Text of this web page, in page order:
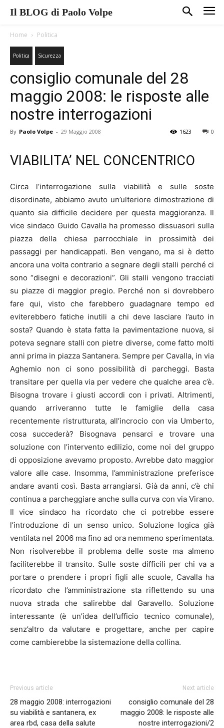
Il BLOG di Paolo Volpe
Home Politica
Politica Sicurezza
consiglio comunale del 28
maggio 2008: le risposte alle
nostre interrogazioni
By Paolo Volpe - 29 Maggio 2008 0
1623
VIABILITA’ NEL CONCENTRICO
Circa l’interrogazione sulla viabilità e sulle soste
disordinate, abbiamo avuto un’ulteriore dimostrazione di
quanto sia difficile decidere per questa maggioranza. Il
vice sindaco Guido Cavalla ha promesso dissuasori sulla
piazza della chiesa parrocchiale in prossimità dei
passaggi per handicappati. Ben vengano, ma si è detto
ancora una volta contrario a segnare degli stalli perché ci
sono “disegni e decorazioni”. Gli stalli vengono tracciati
su piazze di maggior pregio. Perché non si dovrebbero
fare qui, visto che farebbero guadagnare tempo ed
eviterebbero fatiche inutili a chi deve lasciare l’auto in
sosta? Quando è stata fatta la pavimentazione nuova, si
poteva segnare stalli con pietre diverse, come fatto molti
anni prima in piazza Santanera. Sempre per Cavalla, in via
Aghemio non ci sono possibilità di parcheggi. Basta
transitare per quella via per vedere che qualche area c’è.
Bisogna trovare i giusti accordi con i privati. Altrimenti,
quando arriveranno tutte le famiglie della casa
recentemente ristrutturata, all’incrocio con via Umberto,
cosa succederà? Bisognava pensarci e trovare una
soluzione con l’intervento edilizio, come noi del gruppo
di opposizione avevamo proposto. Avrebbe dato maggior
valore alle case. Insomma, l’amministrazione preferisce
andare avanti così. Basta arrangiarsi. Già da anni, c’è chi
continua a parcheggiare anche sulla curva con via Virano.
Il vice sindaco ha ricordato che ci potrebbe essere
l’introduzione di un senso unico. Soluzione logica già
ventilata nel 2006 ma fino ad ora nemmeno sperimentata.
Non risolverebbe il problema delle soste ma almeno
faciliterebbe il transito. Sulle soste difficili per chi va a
portare o prendere i propri figli alle scuole, Cavalla ha
ricordato che l’amministrazione sta riflettendo su una
nuova strada che salirebbe dal Garavello. Soluzione
interessante (è un’idea dell’ufficio tecnico comunale),
senz’altro da valutare e progettare, anche per capire
come cambierebbe la sistemazione della collina.
Previous article
28 maggio 2008: interrogazioni
su viabilità e santanera, ex
area rbd, casa della salute
Next article
consiglio comunale del 28
maggio 2008: le risposte alle
nostre interrogazioni/2